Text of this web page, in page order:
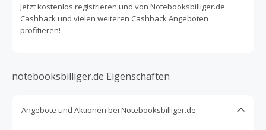
Jetzt kostenlos registrieren und von Notebooksbilliger.de
Cashback und vielen weiteren Cashback Angeboten
profitieren!
notebooksbilliger.de Eigenschaften
Angebote und Aktionen bei Notebooksbilliger.de